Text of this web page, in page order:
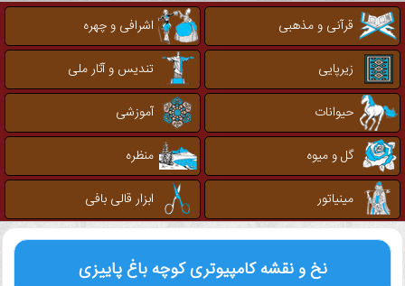
قرآنی و مذهبی
اشرافی و چهره
زیرپایی
تندیس و آثار ملی
حیوانات
آموزشی
گل و میوه
منظره
مینیاتور
ابزار قالی بافی
نخ و نقشه کامپیوتریکوچه باغ پاییزی